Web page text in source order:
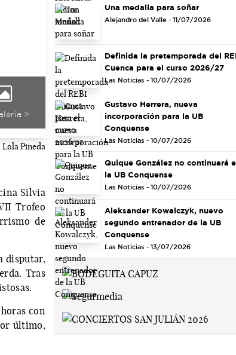
>
Lola Pineda
Silvia
Trofeo
de
disputar,
Tras
con
último,
Una medalla para soñar
Alejandro del Valle - 11/07/2026
Definida la pretemporada del
Cuenca para el curso 2026/27
Las Noticias - 10/07/2026
Gustavo Herrera, nueva
incorporación para la UB
Conquense
Las Noticias - 10/07/2026
Quique González no continuará
la UB Conquense
Las Noticias - 10/07/2026
Aleksander Kowalczyk, nuevo
segundo entrenador de la UB
Conquense
Las Noticias - 13/07/2026